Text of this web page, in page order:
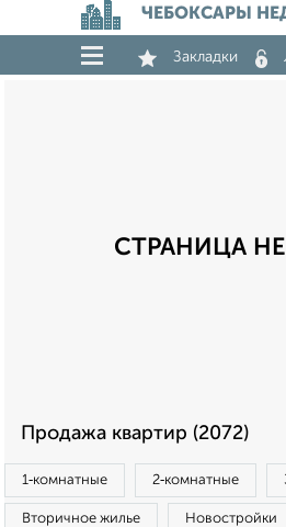
ЧЕБОКСАРЫ
Закладки
СТРАНИЦА
Продажа квартир (2072)
1‑комнатные 2‑комнатные
Вторичное жилье Новостройки